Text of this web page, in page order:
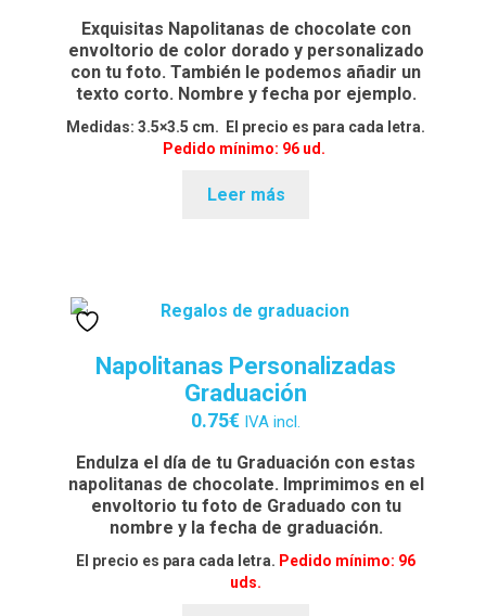
Exquisitas Napolitanas de chocolate con
envoltorio de color dorado y personalizado
con tu foto. También le podemos añadir un
texto corto. Nombre y fecha por ejemplo.
Medidas: 3.5×3.5 cm. El precio es para cada letra.
Pedido mínimo: 96 ud.
Leer más
Napolitanas Personalizadas
Graduación
0.75€ IVA incl.
Endulza el día de tu Graduación con estas
napolitanas de chocolate. Imprimimos en el
envoltorio tu foto de Graduado con tu
nombre y la fecha de graduación.
El precio es para cada letra. Pedido mínimo: 96
uds.